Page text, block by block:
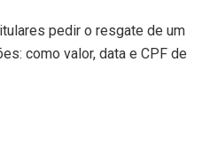
pedir o resgate de um
como valor, data e CPF de